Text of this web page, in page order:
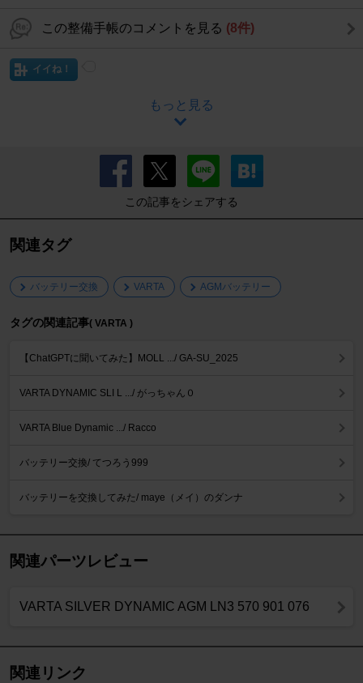
この整備手帳のコメントを見る (8件)
イイね！
もっと見る
この記事をシェアする
関連タグ
バッテリー交換 VARTA AGMバッテリー
タグの関連記事( VARTA )
【ChatGPTに聞いてみた】MOLL .../ GA-SU_2025
VARTA DYNAMIC SLI L .../ がっちゃん０
VARTA Blue Dynamic .../ Racco
バッテリー交換/ てつろう999
バッテリーを交換してみた/ maye（メイ）のダンナ
関連パーツレビュー
VARTA SILVER DYNAMIC AGM LN3 570 901 076
関連リンク